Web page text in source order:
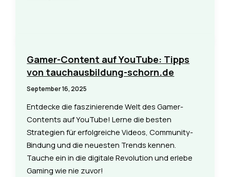
für
Gaming-
bei
tauchausbildung-
schorn.de
Gamer-Content auf YouTube: Tipps
von tauchausbildung-schorn.de
September 16, 2025
Entdecke die faszinierende Welt des Gamer-
Contents auf YouTube! Lerne die besten
Strategien für erfolgreiche Videos, Community-
Bindung und die neuesten Trends kennen.
Tauche ein in die digitale Revolution und erlebe
Gaming wie nie zuvor!